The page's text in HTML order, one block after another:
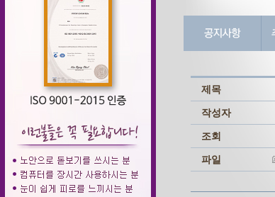
제목
작성자
조회
파일